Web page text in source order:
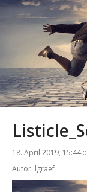
18. April 2019, 15:44 ::
Autor: lgraef